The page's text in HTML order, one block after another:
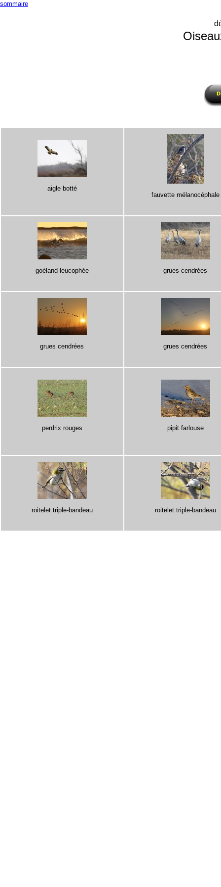
sommaire
aigle botté
fauvette mélanocéphale
goéland leucophée grues cendrées
grues cendrées grues cendrées
perdrix rouges pipit farlouse
roitelet triple-bandeau roitelet triple-bandeau